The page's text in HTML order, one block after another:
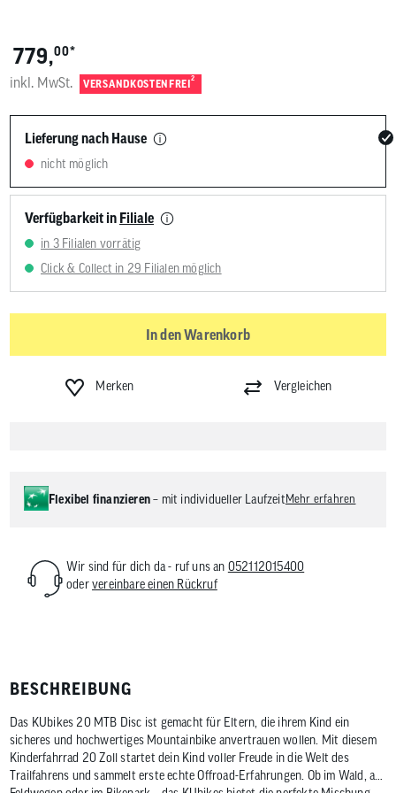
779,00*
inkl. MwSt. VERSANDKOSTENFREI2
Lieferung nach Hause
nicht möglich
Verfügbarkeit in Filiale
in 3 Filialen vorrätig
Click & Collect in 29 Filialen möglich
In den Warenkorb
Merken Vergleichen
Flexibel finanzieren– mit individueller Laufzeit Mehr erfahren
Wir sind für dich da - ruf uns an 052112015400
odervereinbare einen Rückruf
BESCHREIBUNG
Das KUbikes 20 MTB Disc ist gemacht für Eltern, die ihrem Kind ein
sicheres und hochwertiges Mountainbike anvertrauen wollen. Mit diesem
Kinderfahrrad 20 Zoll startet dein Kind voller Freude in die Welt des
Trailfahrens und sammelt erste echte Offroad-Erfahrungen. Ob im Wald, auf